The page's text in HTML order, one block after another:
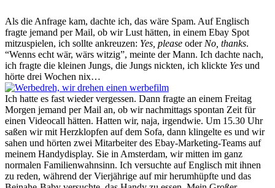
Als die Anfrage kam, dachte ich, das wäre Spam. Auf Englisch
fragte jemand per Mail, ob wir Lust hätten, in einem Ebay Spot
mitzuspielen, ich sollte ankreuzen: Yes, please oderNo, thanks.
“Wenns echt wär, wärs witzig”, meinte der Mann. Ich dachte nach,
ich fragte die kleinen Jungs, die Jungs nickten, ich klickte Yes und
hörte drei Wochen nix…
Ich hatte es fast wieder vergessen. Dann fragte an einem Freitag
Morgen jemand per Mail an, ob wir nachmittags spontan Zeit für
einen Videocall hätten. Hatten wir, naja, irgendwie. Um 15.30 Uhr
saßen wir mit Herzklopfen auf dem Sofa, dann klingelte es und wir
sahen und hörten zwei Mitarbeiter des Ebay-Marketing-Teams auf
meinem Handydisplay. Sie in Amsterdam, wir mitten im ganz
normalen Familienwahnsinn. Ich versuchte auf Englisch mit ihnen
zu reden, während der Vierjährige auf mir herumhüpfte und das